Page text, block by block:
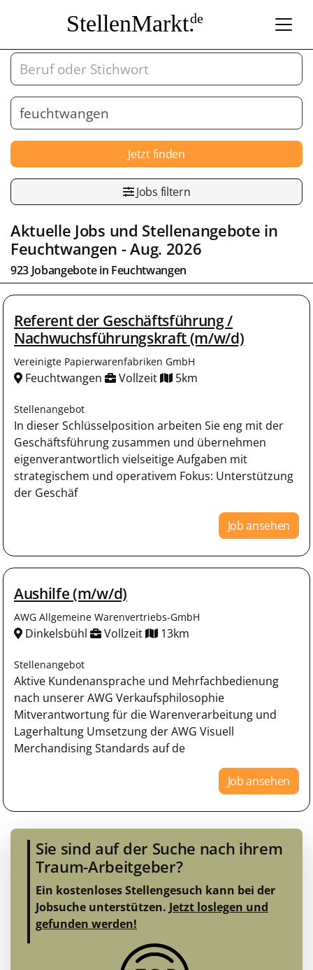
StellenMarkt.de
Jetzt finden
Jobs filtern
Aktuelle Jobs und Stellenangebote in
Feuchtwangen - Aug. 2026
923 Jobangebote in Feuchtwangen
Referent der Geschäftsführung /
Nachwuchsführungskraft (m/w/d)
Vereinigte Papierwarenfabriken GmbH
Feuchtwangen Vollzeit 5km
Stellenangebot
In dieser Schlüsselposition arbeiten Sie eng mit der
Geschäftsführung zusammen und übernehmen
eigenverantwortlich vielseitige Aufgaben mit
strategischem und operativem Fokus: Unterstützung
der Geschäf
Job ansehen
Aushilfe (m/w/d)
AWG Allgemeine Warenvertriebs-GmbH
Dinkelsbühl Vollzeit 13km
Stellenangebot
Aktive Kundenansprache und Mehrfachbedienung
nach unserer AWG Verkaufsphilosophie
Mitverantwortung für die Warenverarbeitung und
Lagerhaltung Umsetzung der AWG Visuell
Merchandising Standards auf de
Job ansehen
Sie sind auf der Suche nach ihrem
Traum-Arbeitgeber?
Ein kostenloses Stellengesuch kann bei der
Jobsuche unterstützen. Jetzt loslegen und
gefunden werden!